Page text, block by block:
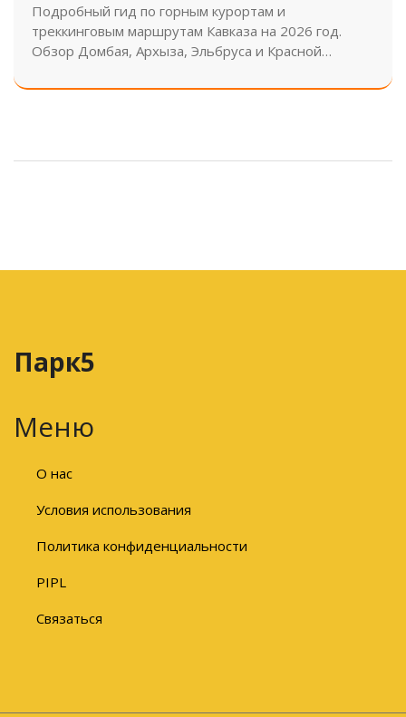
Подробный гид по горным курортам и
треккинговым маршрутам Кавказа на 2026 год.
Обзор Домбая, Архыза, Эльбруса и Красной
подготовке.
Парк5
Меню
О нас
Условия использования
Политика конфиденциальности
PIPL
Связаться